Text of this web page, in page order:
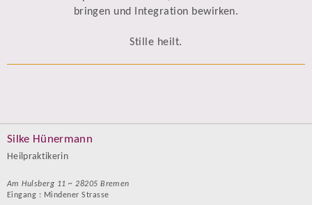
bringen und Integration bewirken.
Stille heilt.
Silke Hünermann
Heilpraktikerin
Am Hulsberg 11 ~ 28205 Bremen
Eingang : Mindener Strasse